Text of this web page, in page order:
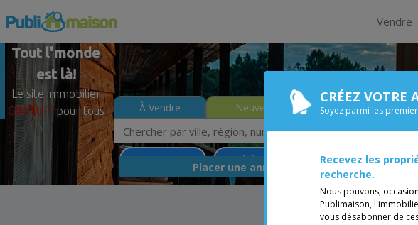
Tout l'monde
est là!
Le site immobilier
GRATUIT pour tous
Vendre
À Vendre Neuves
À Louer
Montérégie Moins de 0$
Placer une annonce GRATUITE
CRÉEZ VOTRE
Soyez parmi les
Recevez les
recherche.
Nous pouvons,
Publimaison,
vous désabonner de